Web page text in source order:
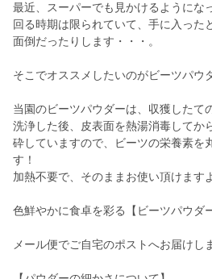
最近、スーパーでも見かけるようにな
回る時期は限られていて、手に入った
面倒だったりします・・・。
そこでオススメしたいのがビーツパウ
当園のビーツパウダーは、収獲したて
洗浄した後、皮表面を熱湯消毒してか
砕していますので、ビーツの栄養素を
す！
加熱不要で、そのままお使い頂けます
色鮮やかに食卓を彩る【ビーツパウダ
メール便でご自宅のポストへお届けし